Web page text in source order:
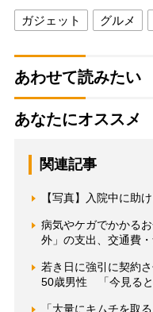
ガジェット グルメ
あわせて読みたい
あなたにオススメ
関連記事
【写真】入院中に助
病気やケガでかかる
外」の支出、交通費
若き日に強引に契約
50歳男性 「今見ると
「大量にキムチを